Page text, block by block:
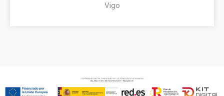
Vigo